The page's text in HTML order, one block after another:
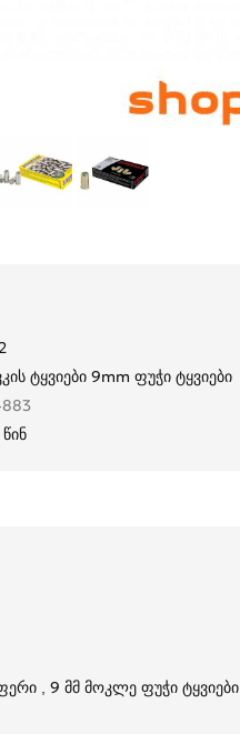
ტყვიები 9mm ფუჭი ტყვიები
883
, 9 მმ მოკლე ფუჭი ტყვიები